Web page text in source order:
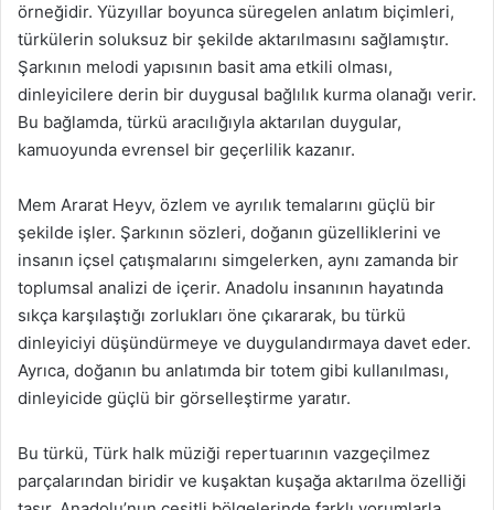
örneğidir. Yüzyıllar boyunca süregelen anlatım biçimleri,
türkülerin soluksuz bir şekilde aktarılmasını sağlamıştır.
Şarkının melodi yapısının basit ama etkili olması,
dinleyicilere derin bir duygusal bağlılık kurma olanağı verir.
Bu bağlamda, türkü aracılığıyla aktarılan duygular,
kamuoyunda evrensel bir geçerlilik kazanır.
Mem Ararat Heyv, özlem ve ayrılık temalarını güçlü bir
şekilde işler. Şarkının sözleri, doğanın güzelliklerini ve
insanın içsel çatışmalarını simgelerken, aynı zamanda bir
toplumsal analizi de içerir. Anadolu insanının hayatında
sıkça karşılaştığı zorlukları öne çıkararak, bu türkü
dinleyiciyi düşündürmeye ve duygulandırmaya davet eder.
Ayrıca, doğanın bu anlatımda bir totem gibi kullanılması,
dinleyicide güçlü bir görselleştirme yaratır.
Bu türkü, Türk halk müziği repertuarının vazgeçilmez
parçalarından biridir ve kuşaktan kuşağa aktarılma özelliği